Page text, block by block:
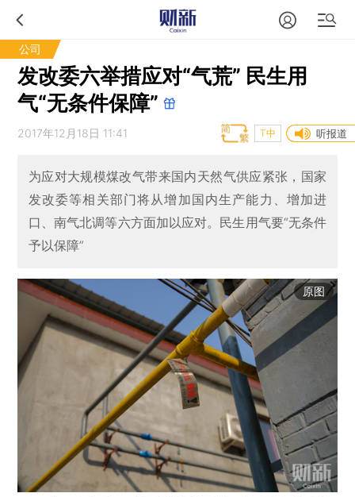
公司
发改委六举措应对“气荒” 民生用
气“无条件保障”
2017年12月18日 11:41 听报道
T中
为应对大规模煤改气带来国内天然气供应紧张，国家
发改委等相关部门将从增加国内生产能力、增加进
口、南气北调等六方面加以应对。民生用气要“无条件
予以保障”
原图